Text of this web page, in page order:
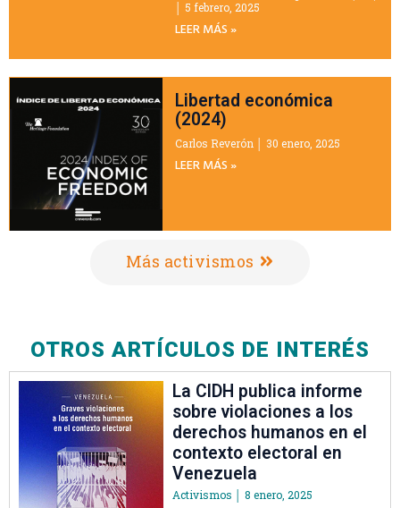
5 febrero, 2025
LEER MÁS »
Libertad económica
(2024)
Carlos Reverón 30 enero, 2025
LEER MÁS »
Más activismos
OTROS ARTÍCULOS DE INTERÉS
La CIDH publica informe
sobre violaciones a los
derechos humanos en el
contexto electoral en
Venezuela
Activismos 8 enero, 2025